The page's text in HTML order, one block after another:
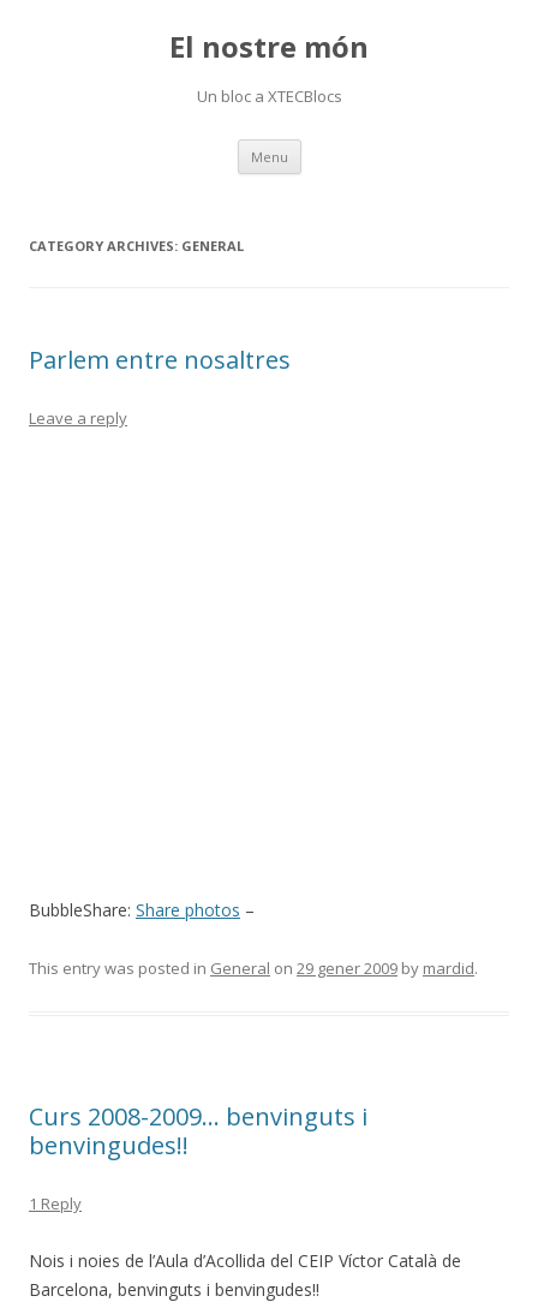
El nostre món
Un bloc a XTECBlocs
Menu Skip
content
CATEGORY ARCHIVES: GENERAL
Parlem entre nosaltres
Leave a reply
BubbleShare: Share photos –
This entry was posted in General on 29 gener 2009 by mardid.
Curs 2008-2009… benvinguts i
benvingudes!!
1 Reply
Nois i noies de l’Aula d’Acollida del CEIP Víctor Català de
Barcelona, benvinguts i benvingudes!!